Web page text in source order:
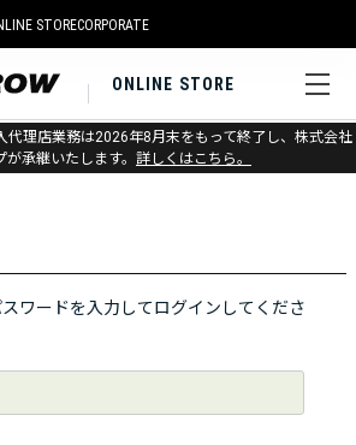
STORECORPORATE
ONLINE STORE
代理店業務は2026年8月末をもって終了し、株式会社
が承継いたします。 詳しくはこちら。
ワードを入力してログインしてくださ